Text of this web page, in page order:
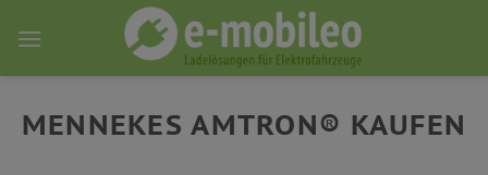
MENNEKES AMTRON® KAUFEN